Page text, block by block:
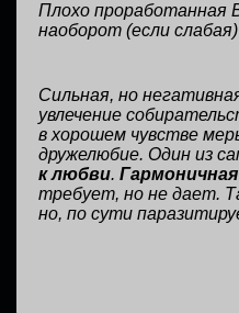
Плохо проработанная
наоборот (если
Сильная, но
увлечение
в хорошем чувстве
дружелюбие. Один из
к любви.
требует, но не дает.
но, по сути